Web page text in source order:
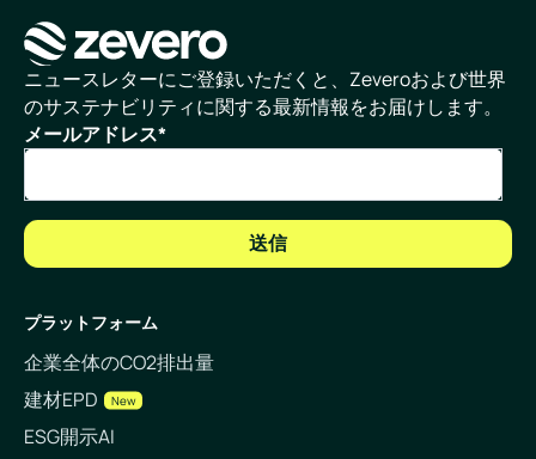
ホームページ
ニュースレターにご登録いただくと、Zeveroおよび世界
のサステナビリティに関する最新情報をお届けします。
メールアドレス*
プラットフォーム
企業全体のCO2排出量
建材EPD
New
ESG開示AI